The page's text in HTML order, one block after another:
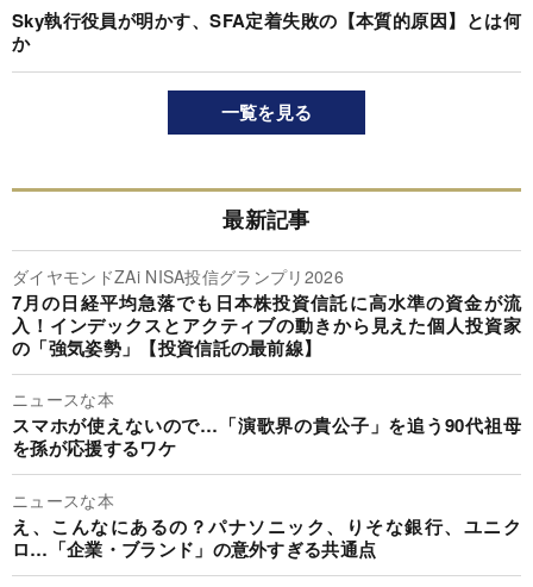
Sky執行役員が明かす、SFA定着失敗の【本質的原因】とは何
か
一覧を見る
最新記事
ダイヤモンドZAi NISA投信グランプリ2026
7月の日経平均急落でも日本株投資信託に高水準の資金が流
入！インデックスとアクティブの動きから見えた個人投資家
の「強気姿勢」【投資信託の最前線】
ニュースな本
スマホが使えないので…「演歌界の貴公子」を追う90代祖母
を孫が応援するワケ
ニュースな本
え、こんなにあるの？パナソニック、りそな銀行、ユニク
ロ…「企業・ブランド」の意外すぎる共通点